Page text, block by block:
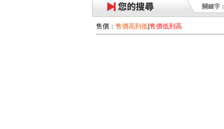
關鍵字
售價： 售價高到低 售價低到高